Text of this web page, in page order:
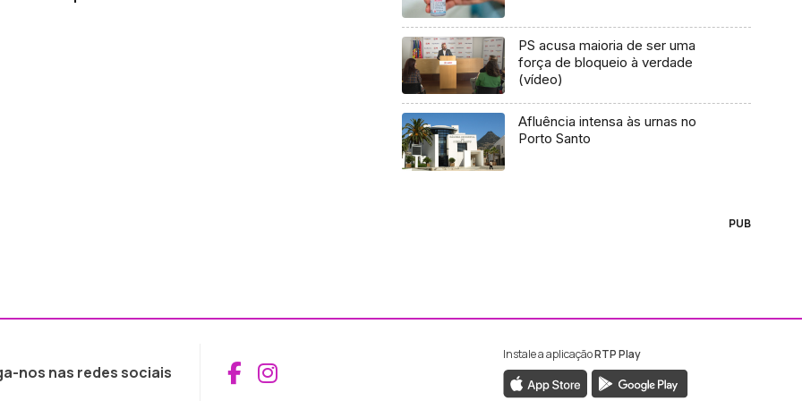
PS acusa maioria de ser uma
força de bloqueio à verdade
(vídeo)
Afluência intensa às urnas no
Porto Santo
PUB
nos nas redes sociais Aceder ao Facebook da RTP Madeira
Aceder ao Instagram da RTP Madeira
Instale a aplicaçãoRTP Play